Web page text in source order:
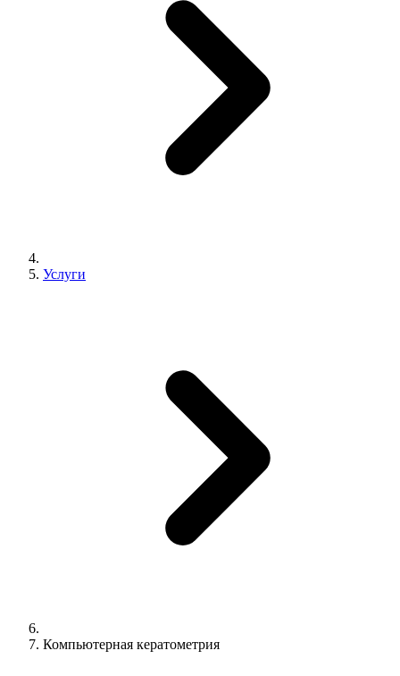
Услуги
Компьютерная кератометрия